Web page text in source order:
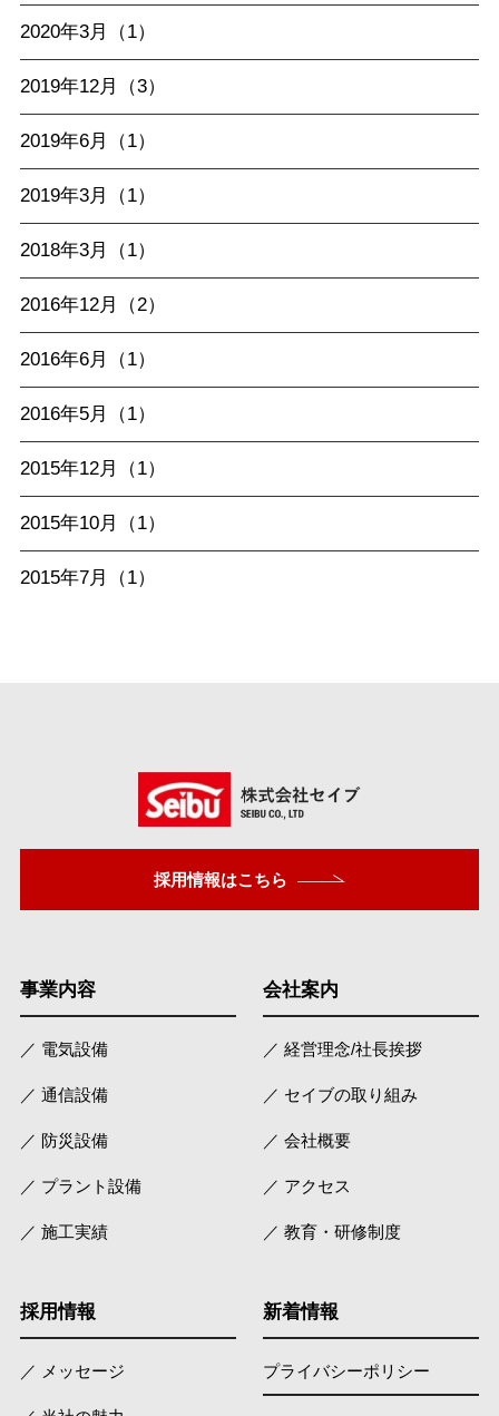
2020年3月（1）
2019年12月（3）
2019年6月（1）
2019年3月（1）
2018年3月（1）
2016年12月（2）
2016年6月（1）
2016年5月（1）
2015年12月（1）
2015年10月（1）
2015年7月（1）
採用情報はこちら
事業内容
／ 電気設備
／ 通信設備
／ 防災設備
／ プラント設備
／ 施工実績
会社案内
／ 経営理念/社長挨拶
／ セイブの取り組み
／ 会社概要
／ アクセス
／ 教育・研修制度
採用情報
／ メッセージ
新着情報
プライバシーポリシー